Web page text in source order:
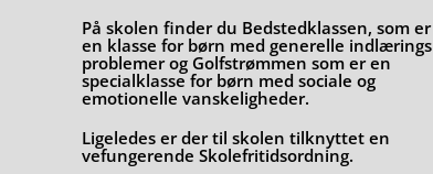
På skolen finder du Bedstedklassen, som er
en klasse for børn med generelle indlærings
problemer og Golfstrømmen som er en
specialklasse for børn med sociale og
emotionelle vanskeligheder.
Ligeledes er der til skolen tilknyttet en
vefungerende Skolefritidsordning.